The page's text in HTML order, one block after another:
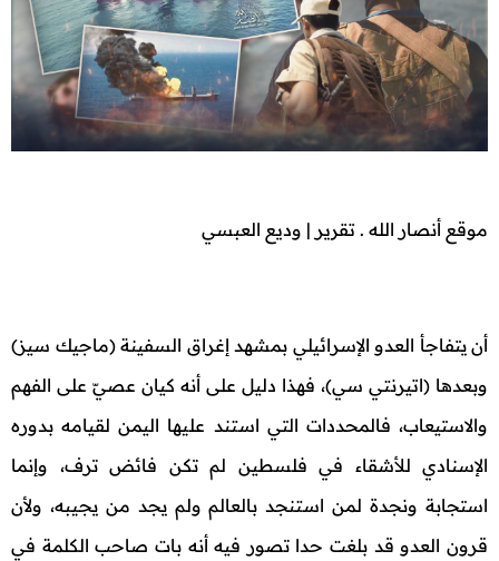
موقع أنصار الله . تقرير | وديع العبسي
أن يتفاجأ العدو الإسرائيلي بمشهد إغراق السفينة (ماجيك سيز)
وبعدها (اتيرنتي سي)، فهذا دليل على أنه كيان عصيّ على الفهم
والاستيعاب، فالمحددات التي استند عليها اليمن لقيامه بدوره
الإسنادي للأشقاء في فلسطين لم تكن فائض ترف، وإنما
استجابة ونجدة لمن استنجد بالعالم ولم يجد من يجيبه، ولأن
قرون العدو قد بلغت حدا تصور فيه أنه بات صاحب الكلمة في